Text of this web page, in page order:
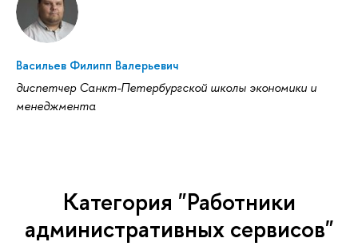
Васильев Филипп Валерьевич
диспетчер Санкт-Петербургской школы экономики и
менеджмента
Категория "Работники
административных сервисов"